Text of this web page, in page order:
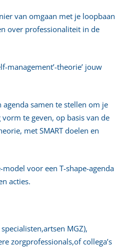
van omgaan met je loopbaan
over professionaliteit in de
management’-theorie’ jouw
samen te stellen om je
te geven, op basis van de
met SMART doelen en
voor een T-shape-agenda
acties.
MGZ),
zorgprofessionals,of collega’s